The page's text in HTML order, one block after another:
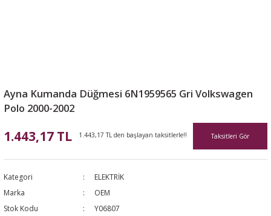
Ayna Kumanda Düğmesi 6N1959565 Gri Volkswagen
Polo 2000-2002
1.443,17 TL 1.443,17 TL den başlayan taksitlerle!! Taksitleri Gör
Kategori
ELEKTRİK
Marka
OEM
Stok Kodu
Y06807